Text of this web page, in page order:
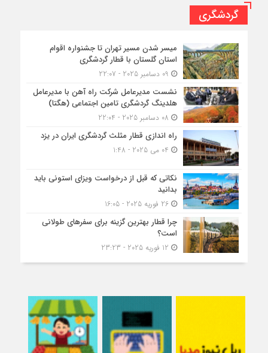
گردشگری
میسر شدن مسیر تهران تا جشنواره اقوام
استان گلستان با قطار گردشگری
نشست مدیرعامل شرکت راه آهن با مدیرعامل
هلدینگ گردشگری تامین اجتماعی (هگتا)
راه اندازی قطار مثلث گردشگری ایران در یزد
نکاتی که قبل از درخواست ویزای استونی باید
بدانید
26 فوریه 2025 - 16:05
چرا قطار بهترین گزینه برای سفرهای طولانی
است؟